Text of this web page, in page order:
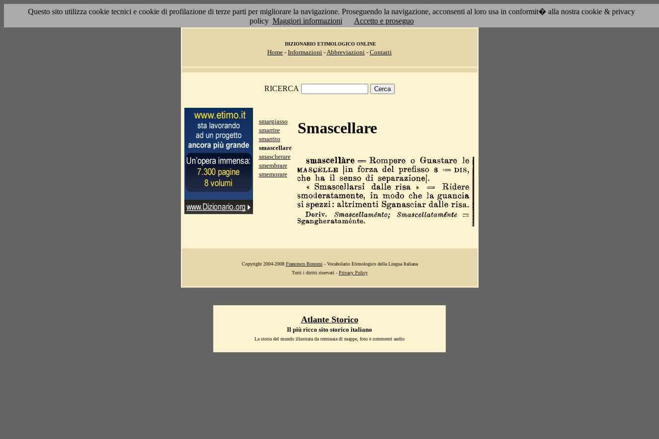
Questo sito utilizza cookie tecnici e cookie di profilazione di terze parti per migliorare la navigazione. Proseguendo la navigazione, acconsenti al loro usa in conformit� alla nostra cookie & privacy
policy Maggiori informazioni Accetto e proseguo
DIZIONARIO ETIMOLOGICO ONLINE
Home - Informazioni -Abbreviazioni - Contatti
RICERCA
smargiasso
smarrire
smarrito
smascellare
smascherare
smembrare
smemorare
Smascellare
Copyright 2004-2008 Francesco Bonomi - Vocabolario Etimologico della Lingua Italiana
Tutti i diritti riservati - Privacy Policy
Atlante Storico
Il più ricco sito storico italiano
La storia del mondo illustrata da centinaia di mappe, foto e commenti audio